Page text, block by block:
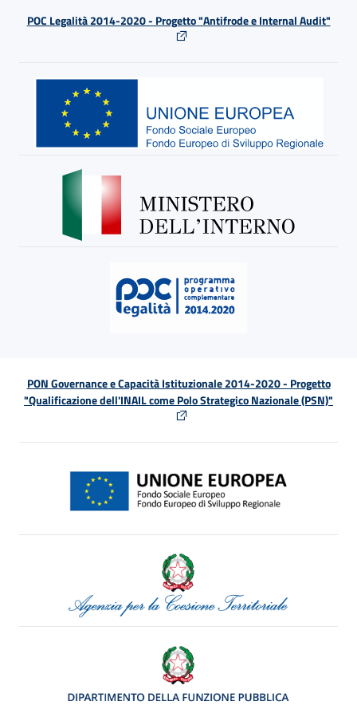
POC Legalità 2014-2020 - Progetto "Antifrode e Internal Audit"
PON Governance e Capacità Istituzionale 2014-2020 - Progetto
"Qualificazione dell'INAIL come Polo Strategico Nazionale (PSN)"